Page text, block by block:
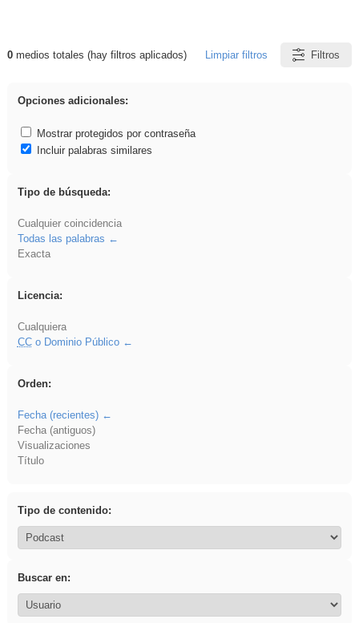
Resultados de: 3ESO
0medios totales (hay filtros aplicados) Limpiar filtros Filtros
Opciones adicionales:
Mostrar protegidos por contraseña
Incluir palabras similares
Tipo de búsqueda:
Cualquier coincidencia
Todas las palabras
Exacta
Licencia:
Cualquiera
CCo Dominio Público
Orden:
Fecha (recientes)
Fecha (antiguos)
Visualizaciones
Título
Tipo de contenido:
Buscar en: